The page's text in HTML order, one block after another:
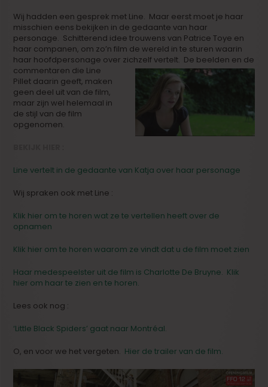
Wij hadden een gesprek met Line. Maar eerst moet je haar
misschien eens bekijken in de gedaante van haar
personage. Schitterend idee trouwens van Patrice Toye en
haar companen, om zo’n film de wereld in te sturen waarin
haar hoofdpersonage over zichzelf vertelt. De beelden en de
commentaren die Line
Pillet daarin geeft, maken
geen deel uit van de film,
maar zijn wel helemaal in
de stijl van de film
opgenomen.
:
Line vertelt in de gedaante van Katja over haar personage
Wij spraken ook met Line :
Klik hier om te horen wat ze te vertellen heeft over de
opnamen
Klik hier om te horen waarom ze vindt dat u de film moet zien
Haar medespeelster uit de film is Charlotte De Bruyne. Klik
hier om haar te zien en te horen.
Lees ook nog :
‘Little Black Spiders’ gaat naar Montréal.
O, en voor we het vergeten. Hier de trailer van de film.